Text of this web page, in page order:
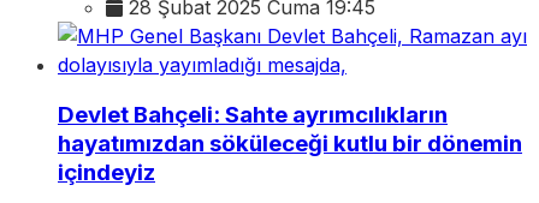
28 Şubat 2025 Cuma 19:45
Devlet Bahçeli: Sahte ayrımcılıkların
hayatımızdan söküleceği kutlu bir dönemin
içindeyiz